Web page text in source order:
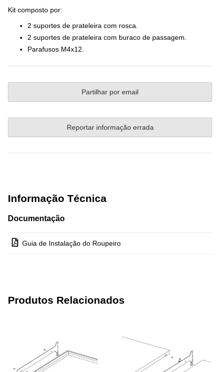
Kit composto por:
2 suportes de prateleira com rosca.
2 suportes de prateleira com buraco de passagem.
Parafusos M4x12.
Partilhar por email
Reportar informação errada
Informação Técnica
Documentação
Guia de Instalação do Roupeiro
Produtos Relacionados